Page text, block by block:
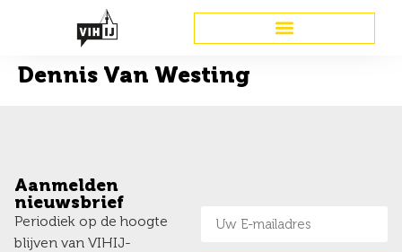
Dennis Van Westing
Aanmelden
nieuwsbrief
Periodiek op de hoogte
blijven van VIHIJ-